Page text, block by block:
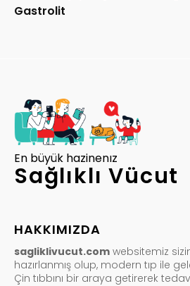
Gastrolit
En büyük hazinenız
Sağlıklı Vücut
HAKKIMIZDA
sagliklivucut.com websitemiz
hazırlanmış olup, modern tıp ile
Çin tıbbını bir araya getirerek